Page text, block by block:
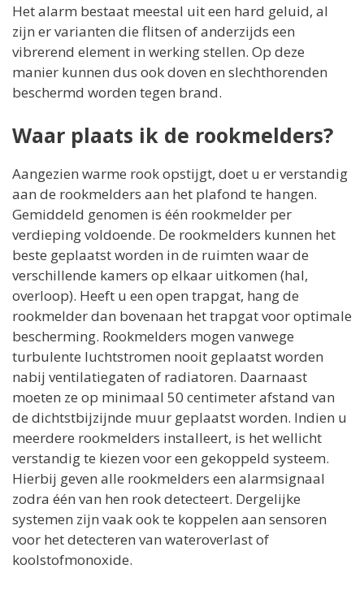
Het alarm bestaat meestal uit een hard geluid, al
zijn er varianten die flitsen of anderzijds een
vibrerend element in werking stellen. Op deze
manier kunnen dus ook doven en slechthorenden
beschermd worden tegen brand.
Waar plaats ik de rookmelders?
Aangezien warme rook opstijgt, doet u er verstandig
aan de rookmelders aan het plafond te hangen.
Gemiddeld genomen is één rookmelder per
verdieping voldoende. De rookmelders kunnen het
beste geplaatst worden in de ruimten waar de
verschillende kamers op elkaar uitkomen (hal,
overloop). Heeft u een open trapgat, hang de
rookmelder dan bovenaan het trapgat voor optimale
bescherming. Rookmelders mogen vanwege
turbulente luchtstromen nooit geplaatst worden
nabij ventilatiegaten of radiatoren. Daarnaast
moeten ze op minimaal 50 centimeter afstand van
de dichtstbijzijnde muur geplaatst worden. Indien u
meerdere rookmelders installeert, is het wellicht
verstandig te kiezen voor een gekoppeld systeem.
Hierbij geven alle rookmelders een alarmsignaal
zodra één van hen rook detecteert. Dergelijke
systemen zijn vaak ook te koppelen aan sensoren
voor het detecteren van wateroverlast of
koolstofmonoxide.